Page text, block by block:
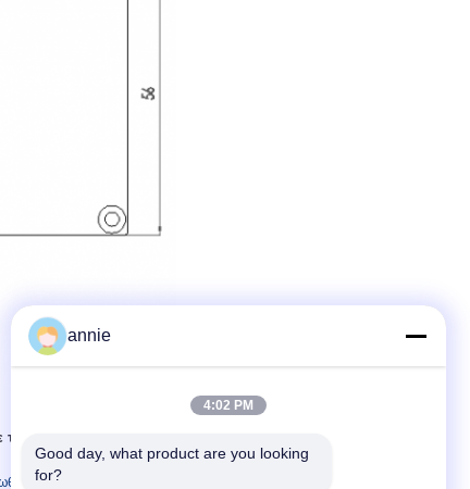
κατάλογο μας.
περίφραξη αργιλίου
annie
4:02 PM
Good day, what product are you looking
for?